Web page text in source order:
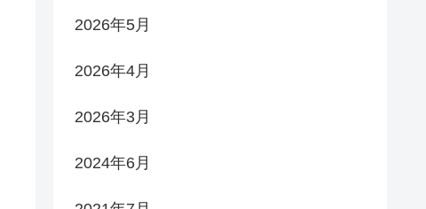
2026年5月
2026年4月
2026年3月
2024年6月